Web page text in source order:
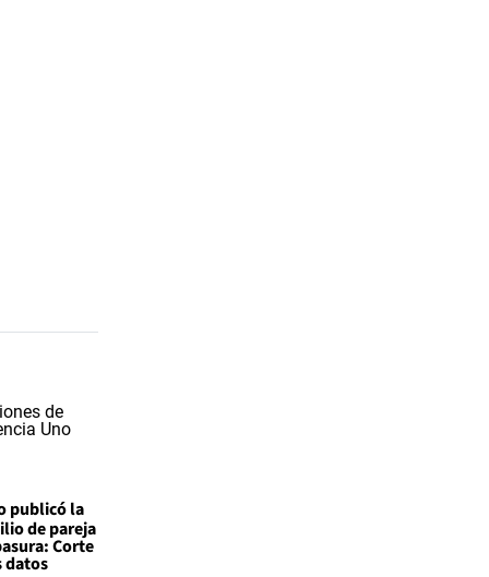
publicó la
de pareja
Corte
datos